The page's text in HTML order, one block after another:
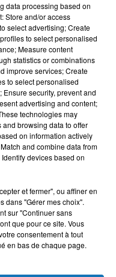
data processing based on
Store and/or access
select advertising; Create
to select personalised
Measure content
statistics or combinations
improve services; Create
to select personalised
security, prevent and
advertising and content;
technologies may
browsing data to offer
on information actively
and combine data from
devices based on
et fermer", ou affiner en
dans "Gérer mes choix".
sur "Continuer sans
que pour ce site. Vous
consentement à tout
en bas de chaque page.